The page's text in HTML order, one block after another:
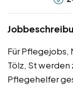
Für Pflegejobs,
Tölz, St
Pflegehelfer